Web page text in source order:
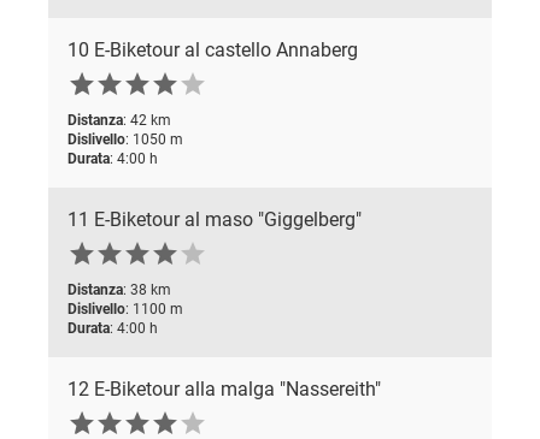
10 E-Biketour al castello Annaberg


Distanza: 42 km
Dislivello: 1050 m
Durata: 4:00 h
11 E-Biketour al maso "Giggelberg"


Distanza: 38 km
Dislivello: 1100 m
Durata: 4:00 h
12 E-Biketour alla malga "Nassereith"

